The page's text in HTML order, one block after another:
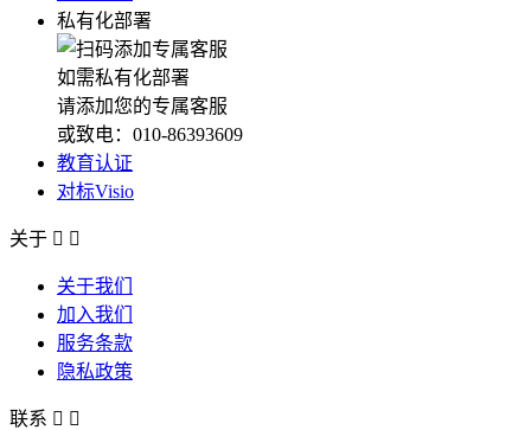
私有化部署
如需私有化部署
请添加您的专属客服
或致电：010-86393609
教育认证
对标Visio
关于  
关于我们
加入我们
服务条款
隐私政策
联系  